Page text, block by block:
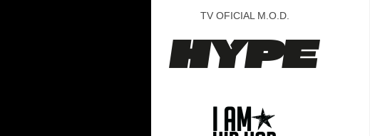
TV OFICIAL M.O.D.